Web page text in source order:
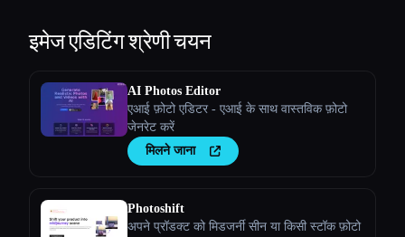
इमेज एडिटिंगश्रेणी चयन
AI Photos Editor
एआई फ़ोटो एडिटर - एआई के साथ वास्तविक फ़ोटो
जेनरेट करें
मिलने जाना
Photoshift
अपने प्रॉडक्ट को मिडजर्नी सीन या किसी स्टॉक फ़ोटो